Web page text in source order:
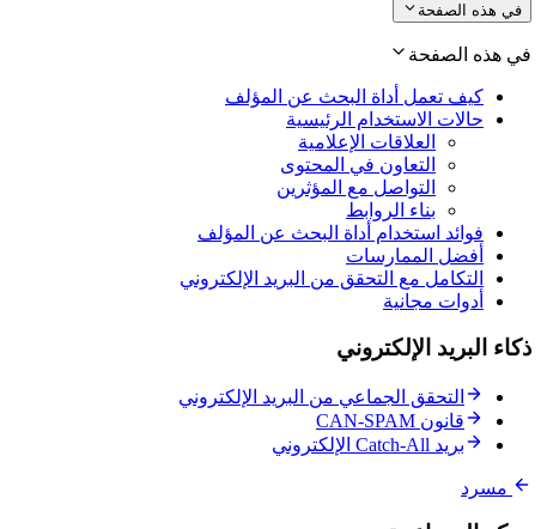
في هذه الصفحة
في هذه الصفحة
كيف تعمل أداة البحث عن المؤلف
حالات الاستخدام الرئيسية
العلاقات الإعلامية
التعاون في المحتوى
التواصل مع المؤثرين
بناء الروابط
فوائد استخدام أداة البحث عن المؤلف
أفضل الممارسات
التكامل مع التحقق من البريد الإلكتروني
أدوات مجانية
ذكاء البريد الإلكتروني
التحقق الجماعي من البريد الإلكتروني
قانون CAN-SPAM
بريد Catch-All الإلكتروني
مسرد